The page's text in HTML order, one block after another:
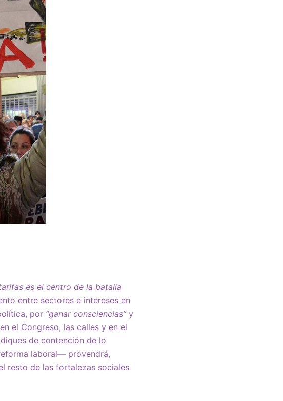
es el centro de la batalla
entre sectores e intereses en
por “ganar consciencias”y
el Congreso, las calles y en el
de contención de lo
laboral— provendrá,
resto de las fortalezas sociales